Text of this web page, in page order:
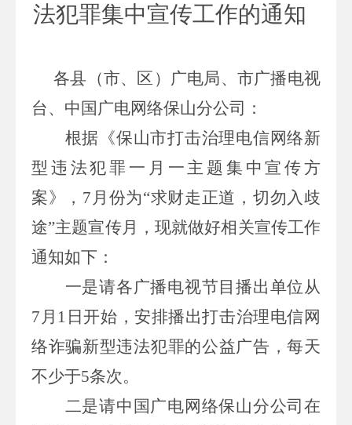
法犯罪集中宣传工作的通知
各县（市、区）广电局、市广播电视
台、中国广电网络保山分公司 ：
根据《保山市打击治理电信网络新
型违法犯罪一月一主题集中宣传方
案》， 7 月份为“求财走正道，切勿入歧
途”主题宣传月，现就做好相关宣传工作
通知如下：
一是请各广播电视节目播出单位从
7 月 1 日开始，安排播出打击治理电信网
络诈骗新型违法犯罪的公益广告，每天
不少于5条次。
二是请中国广电网络保山分公司在